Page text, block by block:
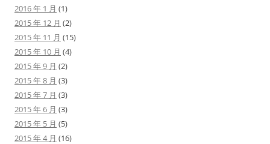
2016 年 1 月 (1)
2015 年 12 月 (2)
2015 年 11 月 (15)
2015 年 10 月 (4)
2015 年 9 月 (2)
2015 年 8 月 (3)
2015 年 7 月 (3)
2015 年 6 月 (3)
2015 年 5 月 (5)
2015 年 4 月 (16)